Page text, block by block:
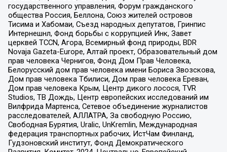
государственного управления, Форум гражданского
общества Россия, Беллона, Союз жителей островов
Тисима и Хабомаи, Съезд народных депутатов, Гринпис
Интернешнл, Фонд борьбы с коррупцией Инк, Завет
церквей TCCN, Агора, Всемирный фонд природы, BDR
Novaja Gazeta-Europe, Алтай проект, Образовательный дом
прав человека Чернигов, Фонд Дом Прав Человека,
Белорусский дом прав человека имени Бориса Звозскова,
Дом прав человека Тбилиси, Дом прав человека Ереван,
Дом прав человека Крым, Центр дикого лосося, TVR
Studios, ТВ Дождь, Центр европейских исследований им
Вилфрида Мартенса, Сетевое объединение журналистов
расследователей, АЛЛАТРА, За свободную Россию,
Свободная Бурятия, Uralic, UnKremlin, Международная
федерация транспортных рабочих, ИстЧам Финланд,
Гудзоновский институт, Фонд Демократического